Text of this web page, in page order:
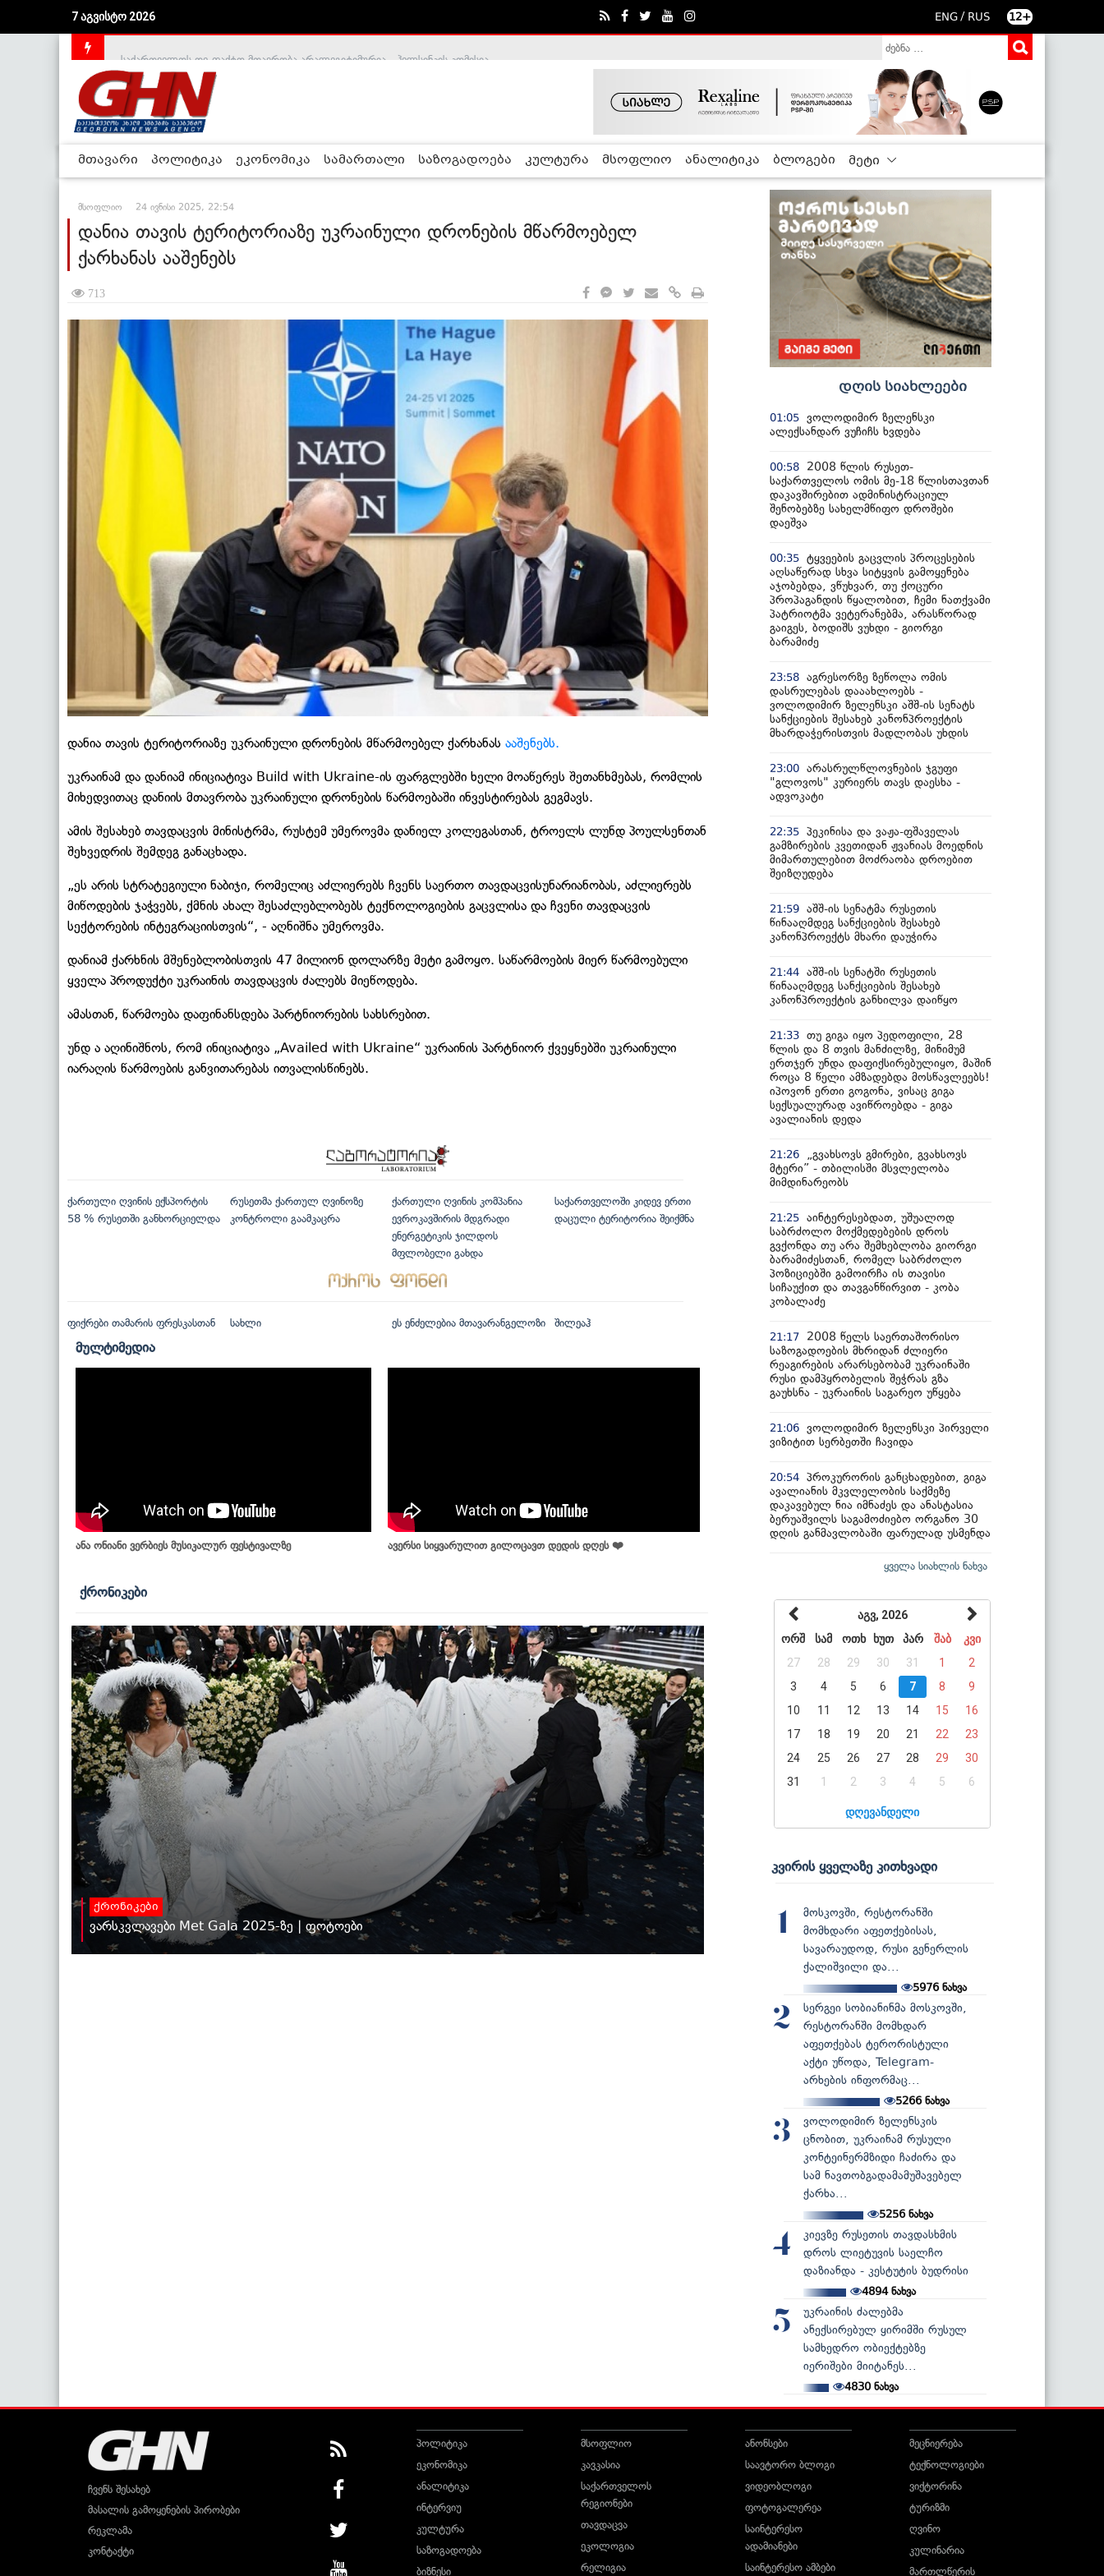
7 აგვისტო 2026 ENG / RUS 12+
მთავარი პოლიტიკა ეკონომიკა სამართალი საზოგადოება კულტურა მსოფლიო ანალიტიკა ბლოგები მეტი
მსოფლიო 24 ივნისი 2025, 22:54
დანია თავის ტერიტორიაზე უკრაინული დრონების მწარმოებელ
ქარხანას ააშენებს
713
დანია თავის ტერიტორიაზე უკრაინული დრონების მწარმოებელ ქარხანას ააშენებს.
უკრაინამ და დანიამ ინიციატივა Build with Ukraine-ის ფარგლებში ხელი მოაწერეს შეთანხმებას, რომლის
მიხედვითაც დანიის მთავრობა უკრაინული დრონების წარმოებაში ინვესტირებას გეგმავს.
ამის შესახებ თავდაცვის მინისტრმა, რუსტემ უმეროვმა დანიელ კოლეგასთან, ტროელს ლუნდ პოულსენთან
შეხვედრის შემდეგ განაცხადა.
„ეს არის სტრატეგიული ნაბიჯი, რომელიც აძლიერებს ჩვენს საერთო თავდაცვისუნარიანობას, აძლიერებს
მიწოდების ჯაჭვებს, ქმნის ახალ შესაძლებლობებს ტექნოლოგიების გაცვლისა და ჩვენი თავდაცვის
სექტორების ინტეგრაციისთვის“, - აღნიშნა უმეროვმა.
დანიამ ქარხნის მშენებლობისთვის 47 მილიონ დოლარზე მეტი გამოყო. საწარმოების მიერ წარმოებული
ყველა პროდუქტი უკრაინის თავდაცვის ძალებს მიეწოდება.
ამასთან, წარმოება დაფინანსდება პარტნიორების სახსრებით.
უნდ ა აღინიშნოს, რომ ინიციატივა „Availed with Ukraine“ უკრაინის პარტნიორ ქვეყნებში უკრაინული
იარაღის წარმოების განვითარებას ითვალისწინებს.
ქართული ღვინის ექსპორტის
58 % რუსეთში განხორციელდა
რუსეთმა ქართულ ღვინოზე
კონტროლი გაამკაცრა
ქართული ღვინის კომპანია
ევროკავშირის მდგრადი
ენერგეტიკის ჯილდოს
მფლობელი გახდა
საქართველოში კიდევ ერთი
დაცული ტერიტორია შეიქმნა
ფიქრები თამარის ფრესკასთან სახლი ეს ენძელებია მთავარანგელოზი შილეაჰ
მულტიმედია
ანა ონიანი ვერბიეს მუსიკალურ ფესტივალზე ავერსი სიყვარულით გილოცავთ დედის დღეს ❤️
ქრონიკები
ქრონიკები
ვარსკვლავები Met Gala 2025-ზე | ფოტოები
დღის სიახლეები
01:05 ვოლოდიმირ ზელენსკი
ალექსანდარ ვუჩიჩს ხვდება
00:58
2008 წლის რუსეთ-
საქართველოს ომის მე-18 წლისთავთან
დაკავშირებით ადმინისტრაციულ
შენობებზე სახელმწიფო დროშები
დაეშვა
00:35 ტყვეების გაცვლის პროცესების
აღსაწერად სხვა სიტყვის გამოყენება
აჯობებდა, ვწუხვარ, თუ ქოცური
პროპაგანდის წყალობით, ჩემი ნათქვამი
პატრიოტმა ვეტერანებმა, არასწორად
გაიგეს, ბოდიშს ვუხდი - გიორგი
ბარამიძე
23:58 აგრესორზე ზეწოლა ომის
დასრულებას დააახლოებს -
ვოლოდიმირ ზელენსკი აშშ-ის სენატს
სანქციების შესახებ კანონპროექტის
მხარდაჭერისთვის მადლობას უხდის
23:00 არასრულწლოვნების ჯგუფი
"გლოვოს" კურიერს თავს დაესხა -
ადვოკატი
22:35 პეკინისა და ვაჟა-ფშაველას
გამზირების კვეთიდან ჟვანიას მოედნის
მიმართულებით მოძრაობა დროებით
შეიზღუდება
21:59 აშშ-ის სენატმა რუსეთის
წინააღმდეგ სანქციების შესახებ
კანონპროექტს მხარი დაუჭირა
21:44 აშშ-ის სენატში რუსეთის
წინააღმდეგ სანქციების შესახებ
კანონპროექტის განხილვა დაიწყო
21:33 თუ გიგა იყო პედოფილი, 28
წლის და 8 თვის მანძილზე, მინიმუმ
ერთჯერ უნდა დაფიქსირებულიყო, მაშინ
როცა 8 წელი ამზადებდა მოსწავლეებს!
იპოვონ ერთი გოგონა, ვისაც გიგა
სექსუალურად ავიწროებდა - გიგა
ავალიანის დედა
21:26
„გვახსოვს გმირები, გვახსოვს
მტერი” - თბილისში მსვლელობა
მიმდინარეობს
21:25 აინტერესებდათ, უშუალოდ
საბრძოლო მოქმედებების დროს
გვქონდა თუ არა შემხებლობა გიორგი
ბარამიძესთან, რომელ საბრძოლო
პოზიციებში გამოირჩა ის თავისი
სიჩაუქით და თავგანწირვით - კობა
კობალაძე
21:17
2008 წელს საერთაშორისო
საზოგადოების მხრიდან ძლიერი
რეაგირების არარსებობამ უკრაინაში
რუსი დამპყრობელის შეჭრას გზა
გაუხსნა - უკრაინის საგარეო უწყება
21:06 ვოლოდიმირ ზელენსკი პირველი
ვიზიტით სერბეთში ჩავიდა
20:54 პროკურორის განცხადებით, გიგა
ავალიანის მკვლელობის საქმეზე
დაკავებულ ნია იმნაძეს და ანასტასია
ბერუაშვილს საგამოძიებო ორგანო 30
დღის განმავლობაში ფარულად უსმენდა
ყველა სიახლის ნახვა
აგვ, 2026
ორშ
სამ ოთხ ხუთ პარ შაბ
კვი
27
28 29 30 31 1
2
3
4 5 6 7 8
9
10
11 12 13 14 15
16
17
18 19 20 21 22
23
24
25 26 27 28 29
30
31
1 2 3 4 5 6
დღევანდელი
კვირის ყველაზე კითხვადი
1
მოსკოვში, რესტორანში
მომხდარი აფეთქებისას,
სავარაუდოდ, რუსი გენერლის
ქალიშვილი და...
5976ნახვა
2
სერგეი სობიანინმა მოსკოვში,
რესტორანში მომხდარ
აფეთქებას ტერორისტული
აქტი უწოდა, Telegram-
არხების ინფორმაც...
5266ნახვა
3
ვოლოდიმირ ზელენსკის
ცნობით, უკრაინამ რუსული
კონტეინერმზიდი ჩაძირა და
სამ ნავთობგადამამუშავებელ
ქარხა...
5256ნახვა
4
კიევზე რუსეთის თავდასხმის
დროს ლიეტუვის საელჩო
დაზიანდა - კესტუტის ბუდრისი
4894ნახვა
5
უკრაინის ძალებმა
ანექსირებულ ყირიმში რუსულ
სამხედრო ობიექტებზე
იერიშები მიიტანეს...
4830ნახვა
ჩვენს შესახებ
მასალის გამოყენების პირობები
რეკლამა
კონტაქტი
პოლიტიკა
ეკონომიკა
ანალიტიკა
ინტერვიუ
კულტურა
საზოგადოება
ბიზნესი
მსოფლიო
კავკასია
საქართველოს
რეგიონები
თავდაცვა
ეკოლოგია
რელიგია
ანონსები
საავტორო ბლოგი
ვიდეობლოგი
ფოტოგალერეა
საინტერესო
ადამიანები
საინტერესო ამბები
მეცნიერება
ტექნოლოგიები
ვიქტორინა
ტურიზმი
ღვინო
კულინარია
მართლწერის